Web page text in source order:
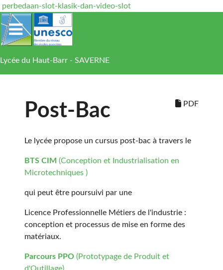
perbedaan-slot-klasik-dan-video-slot
Lycée du Haut-Barr - SAVERNE
PDF
Post-Bac
Le lycée propose un cursus post-bac à travers le
BTS CIM (Conception et Industrialisation en
Microtechniques )
qui peut être poursuivi par une
Licence Professionnelle Métiers de l'industrie :
conception et processus de mise en forme des
matériaux.
Parcours PPO (Prototypage de Produit et
d'Outillage)